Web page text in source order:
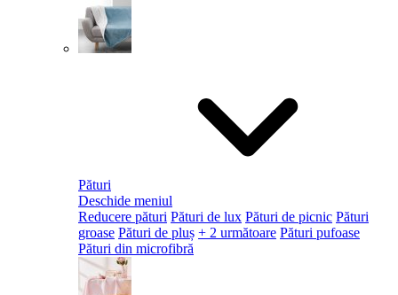
Pături
Deschide meniul
Reducere pături Pături de lux Pături de picnic Pături
groase Pături de pluș + 2 următoare Pături pufoase
Pături din microfibră